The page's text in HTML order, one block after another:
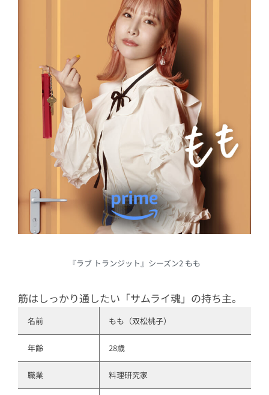
『ラブ トランジット』シーズン2 もも
筋はしっかり通したい「サムライ魂」の持ち主。
名前 もも（双松桃子）
年齢 28歳
職業 料理研究家